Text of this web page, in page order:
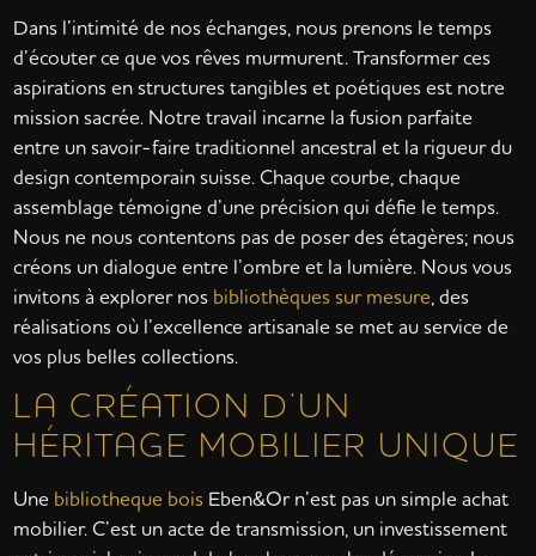
Dans l’intimité de nos échanges, nous prenons le temps
d’écouter ce que vos rêves murmurent. Transformer ces
aspirations en structures tangibles et poétiques est notre
mission sacrée. Notre travail incarne la fusion parfaite
entre un savoir-faire traditionnel ancestral et la rigueur du
design contemporain suisse. Chaque courbe, chaque
assemblage témoigne d’une précision qui défie le temps.
Nous ne nous contentons pas de poser des étagères; nous
créons un dialogue entre l’ombre et la lumière. Nous vous
invitons à explorer nos bibliothèques sur mesure , des
réalisations où l’excellence artisanale se met au service de
vos plus belles collections.
LA CRÉATION D’UN
HÉRITAGE MOBILIER UNIQUE
Une bibliotheque bois Eben&Or n’est pas un simple achat
mobilier. C’est un acte de transmission, un investissement